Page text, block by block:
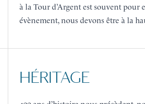
à la Tour d’Argent est souvent pour
évènement, nous devons être à la
HÉRITAGE